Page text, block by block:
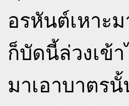
อรหันต์เหาะ
ก็บัดนี้ล่วงเข้
มาเอาบาตร